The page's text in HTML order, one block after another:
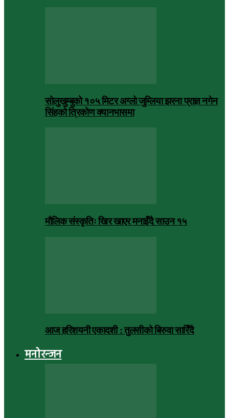
सोलुखुम्बुको १०५ मिटर अग्लो जुम्लिया झरना प्राज्ञ नगेन
सिंहको त्रिकोण क्यानभासमा
मौलिक संस्कृतिः खिर खाएर मनाइँदै साउन १५
आज हरिशयनी एकादशी : तुलसीको बिरुवा सारिँदै
मनोरन्जन